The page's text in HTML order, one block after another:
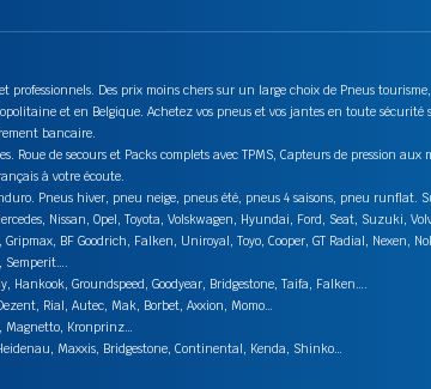
Des prix moins chers sur un large choix de Pneus
et en Belgique. Achetez vos pneus et vos jantes en toute
bancaire.
de secours et Packs complets avec TPMS, Capteurs de pression
à votre écoute.
Pneus hiver, pneu neige, pneus été, pneus 4 saisons, pneu runflat.
Nissan, Opel, Toyota, Volskwagen, Hyundai, Ford, Seat, Suzuki,
BF Goodrich, Falken, Uniroyal, Toyo, Cooper, GT Radial, Nexen,
Semperit….
Groundspeed, Goodyear, Bridgestone, Taifa, Falken….
Rial, Autec, Mak, Borbet, Axxion, Momo…
Magnetto, Kronprinz…
Maxxis, Bridgestone, Continental, Kenda, Shinko…